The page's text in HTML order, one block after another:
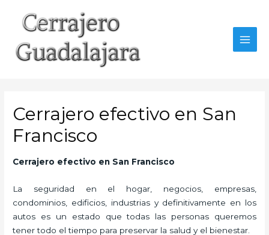
contenido
Cerrajero efectivo en San
Francisco
Cerrajero efectivo en San Francisco
La seguridad en el hogar, negocios, empresas,
condominios, edificios, industrias y definitivamente en los
autos es un estado que todas las personas queremos
tener todo el tiempo para preservar la salud y el bienestar.